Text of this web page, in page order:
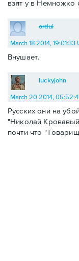
взят у в Немножко
ordui
March 18 2014, 19:01:33
Внушает.
luckyjohn
March 20 2014,
Русских они на
"Николай
почти что